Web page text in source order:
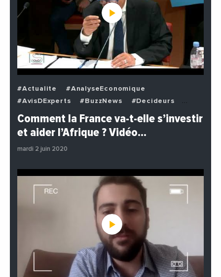
#Actualite
#AnalyseEconomique
#AvisDExperts
#BuzzNews
#Decideurs
#EchangesMediterraneens
#Economie
#Politique
Comment la France va-t-elle s’investir
et aider l’Afrique ? Vidéo…
mardi 2 juin 2020